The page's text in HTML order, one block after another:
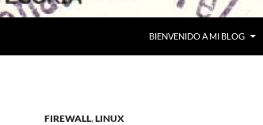
BIENVENIDO A MI BLOG
FIREWALL,LINUX